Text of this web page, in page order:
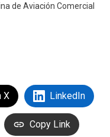
de Aviación Comercial
X LinkedIn
Copy Link